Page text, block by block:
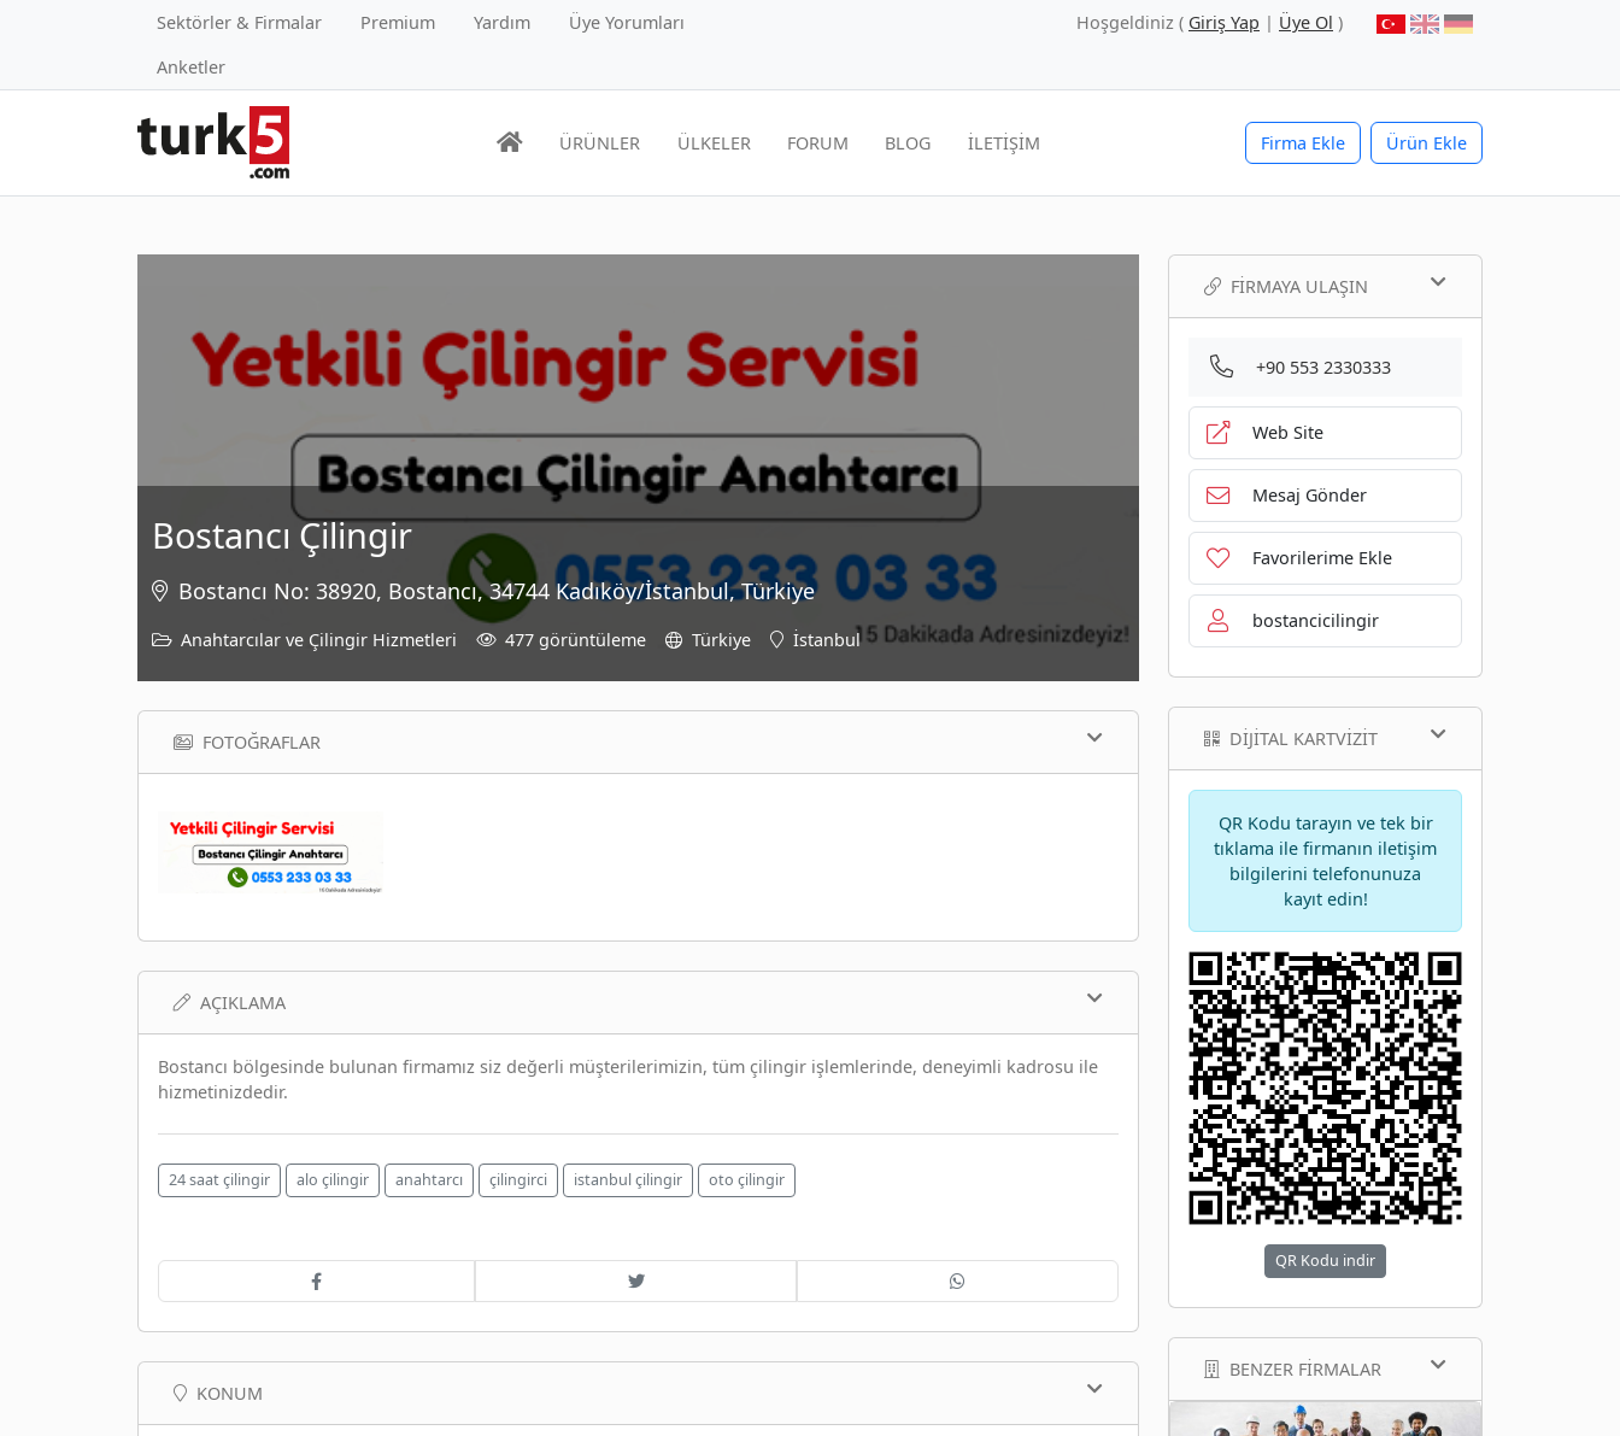
Sektörler & Firmalar Premium Yardım
Üye Yorumları
Anketler
Hoşgeldiniz ( Giriş Yap | Üye Ol )
Firma Ekle Ürün Ekle
ÜRÜNLER ÜLKELER FORUM BLOG İLETİŞİM
Bostancı Çilingir
Bostancı No: 38920, Bostancı, 34744 Kadıköy/İstanbul, Türkiye
Anahtarcılar ve Çilingir Hizmetleri 477 görüntüleme Türkiye İstanbul
FOTOĞRAFLAR
AÇIKLAMA
Bostancı bölgesinde bulunan firmamız siz değerli müşterilerimizin, tüm çilingir işlemlerinde, deneyimli kadrosu ile
hizmetinizdedir.
24 saat çilingir alo çilingir anahtarcı çilingirci istanbul çilingir oto çilingir
KONUM
FIRMAYA ULAŞIN
+90 553 2330333
Web Site
Mesaj Gönder
Favorilerime Ekle
bostancicilingir
DIJITAL KARTVIZIT
QR Kodu tarayın ve tek bir
tıklama ile firmanın iletişim
bilgilerini telefonunuza
kayıt edin!
QR Kodu indir
BENZER FIRMALAR